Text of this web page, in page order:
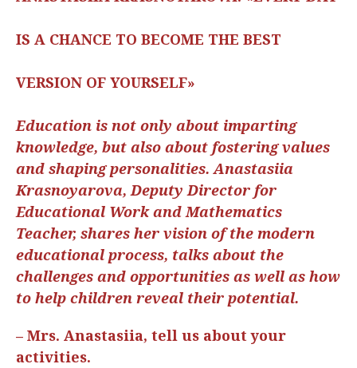
IS A CHANCE TO BECOME THE BEST
VERSION OF YOURSELF»
Еducation is not only about imparting
knowledge, but also about fostering values
and shaping personalities. Anastasiia
Krasnoyarova, Deputy Director for
Educational Work and Mathematics
Teacher, shares her vision of the modern
educational process, talks about the
challenges and opportunities as well as how
to help children reveal their potential.
– Mrs. Anastasiia, tell us about your
activities.